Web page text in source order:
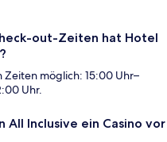
out-Zeiten hat Hotel
möglich: 15:00 Uhr–
Uhr.
All Inclusive ein Casino vor